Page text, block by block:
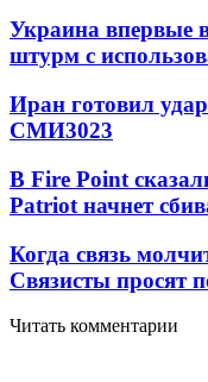
Украина впервые
штурм с
Иран готовил
СМИ3023
В Fire Point
Patriot начнет
Когда связь
Связисты просят
Читать комментарии